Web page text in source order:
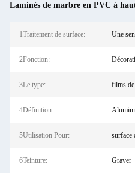
Laminés de marbre en PVC à
1Traitement de surface: Une
2Fonction:
3Le type: films
4Définition:
5Utilisation Pour: surface
6Teinture: Graver